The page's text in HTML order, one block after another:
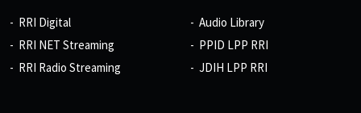
RRI Digital
RRI NET Streaming
RRI Radio Streaming
Audio Library
PPID LPP RRI
JDIH LPP RRI